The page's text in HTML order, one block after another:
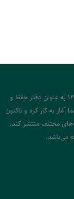
موسسه پژوهشی فرهنگی مصابیح الهدی از سال 1388 به عنوان دفتر حفظ و
آغاز به کار کرد و تاکنون
مختلف منتشر کند.
می‌باشد.